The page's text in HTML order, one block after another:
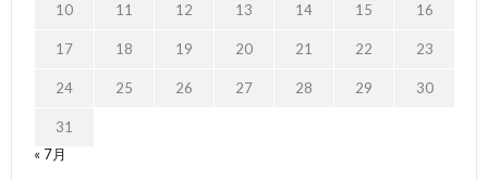
10 11 12 13 14 15 16
17 18 19 20 21 22 23
24 25 26 27 28 29 30
31
« 7月